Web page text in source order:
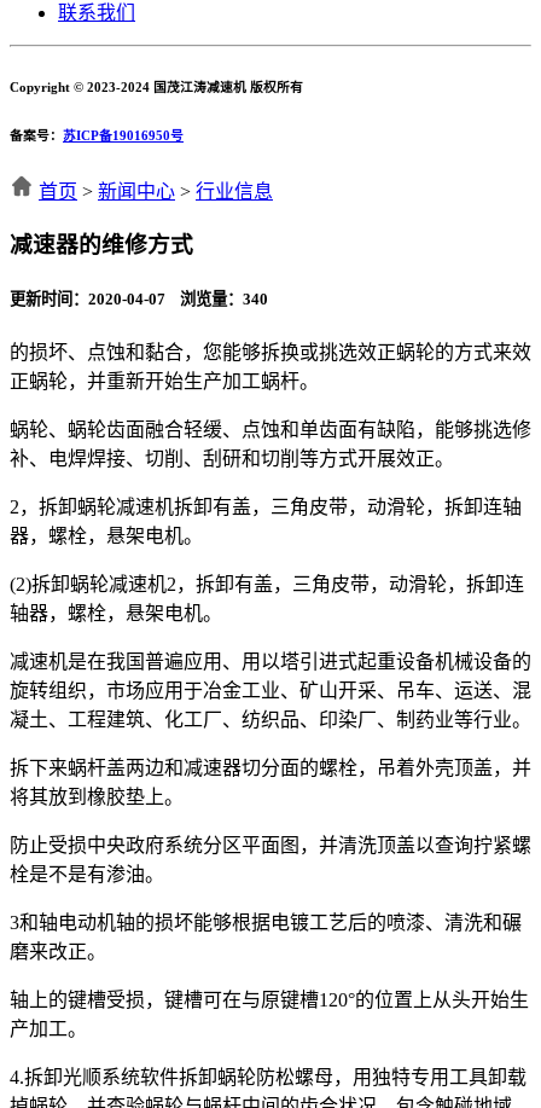
联系我们
Copyright © 2023-2024 国茂江涛减速机 版权所有
备案号： 苏ICP备19016950号
首页 > 新闻中心 > 行业信息
减速器的维修方式
更新时间：2020-04-07 浏览量： 340
的损坏、点蚀和黏合，您能够拆换或挑选效正蜗轮的方式来效
正蜗轮，并重新开始生产加工蜗杆。
蜗轮、蜗轮齿面融合轻缓、点蚀和单齿面有缺陷，能够挑选修
补、电焊焊接、切削、刮研和切削等方式开展效正。
2，拆卸蜗轮减速机拆卸有盖，三角皮带，动滑轮，拆卸连轴
器，螺栓，悬架电机。
(2)拆卸蜗轮减速机2，拆卸有盖，三角皮带，动滑轮，拆卸连
轴器，螺栓，悬架电机。
减速机是在我国普遍应用、用以塔引进式起重设备机械设备的
旋转组织，市场应用于冶金工业、矿山开采、吊车、运送、混
凝土、工程建筑、化工厂、纺织品、印染厂、制药业等行业。
拆下来蜗杆盖两边和减速器切分面的螺栓，吊着外壳顶盖，并
将其放到橡胶垫上。
防止受损中央政府系统分区平面图，并清洗顶盖以查询拧紧螺
栓是不是有渗油。
3和轴电动机轴的损坏能够根据电镀工艺后的喷漆、清洗和碾
磨来改正。
轴上的键槽受损，键槽可在与原键槽120°的位置上从头开始生
产加工。
4.拆卸光顺系统软件拆卸蜗轮防松螺母，用独特专用工具卸载